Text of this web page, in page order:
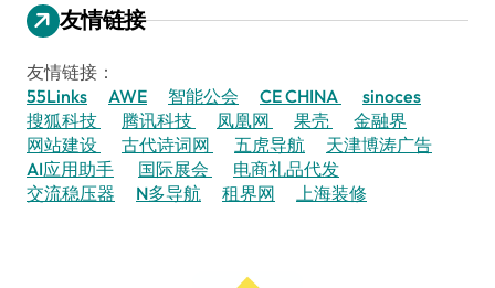
友情链接
友情链接：
55Links
AWE 智能公会 CE CHINA
sinoces
搜狐科技
腾讯科技 凤凰网 果壳
金融界
网站建设
古代诗词网 五虎导航
天津博涛广告
AI应用助手
国际展会
电商礼品代发
交流稳压器
N多导航 租界网 上海装修